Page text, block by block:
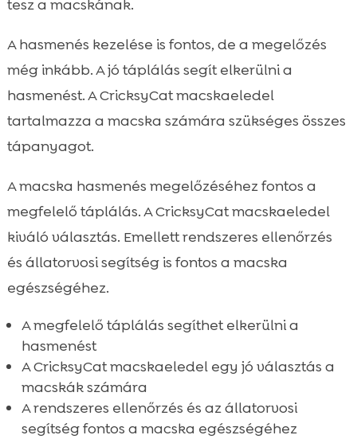
tesz a macskának.
A hasmenés kezelése is fontos, de a megelőzés
még inkább. A jó táplálás segít elkerülni a
hasmenést. A CricksyCat macskaeledel
tartalmazza a macska számára szükséges összes
tápanyagot.
A macska hasmenés megelőzéséhez fontos a
megfelelő táplálás. A CricksyCat macskaeledel
kiváló választás. Emellett rendszeres ellenőrzés
és állatorvosi segítség is fontos a macska
egészségéhez.
A megfelelő táplálás segíthet elkerülni a
hasmenést
A CricksyCat macskaeledel egy jó választás a
macskák számára
A rendszeres ellenőrzés és az állatorvosi
segítség fontos a macska egészségéhez